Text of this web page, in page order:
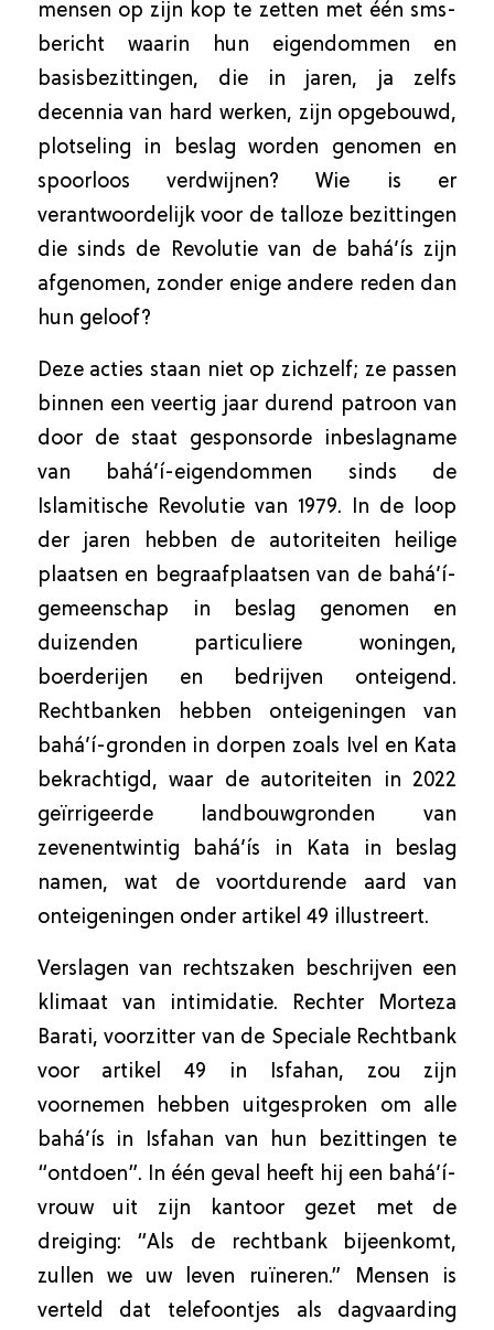
mensen op zijn kop te zetten met één sms-
bericht waarin hun eigendommen en
basisbezittingen, die in jaren, ja zelfs
decennia van hard werken, zijn opgebouwd,
plotseling in beslag worden genomen en
spoorloos verdwijnen? Wie is er
verantwoordelijk voor de talloze bezittingen
die sinds de Revolutie van de bahá’ís zijn
afgenomen, zonder enige andere reden dan
hun geloof?
Deze acties staan niet op zichzelf; ze passen
binnen een veertig jaar durend patroon van
door de staat gesponsorde inbeslagname
van bahá’í-eigendommen sinds de
Islamitische Revolutie van 1979. In de loop
der jaren hebben de autoriteiten heilige
plaatsen en begraafplaatsen van de bahá’í-
gemeenschap in beslag genomen en
duizenden particuliere woningen,
boerderijen en bedrijven onteigend.
Rechtbanken hebben onteigeningen van
bahá’í-gronden in dorpen zoals Ivel en Kata
bekrachtigd, waar de autoriteiten in 2022
geïrrigeerde landbouwgronden van
zevenentwintig bahá’ís in Kata in beslag
namen, wat de voortdurende aard van
onteigeningen onder artikel 49 illustreert.
Verslagen van rechtszaken beschrijven een
klimaat van intimidatie. Rechter Morteza
Barati, voorzitter van de Speciale Rechtbank
voor artikel 49 in Isfahan, zou zijn
voornemen hebben uitgesproken om alle
bahá’ís in Isfahan van hun bezittingen te
“ontdoen”. In één geval heeft hij een bahá’í-
vrouw uit zijn kantoor gezet met de
dreiging: “Als de rechtbank bijeenkomt,
zullen we uw leven ruïneren.” Mensen is
verteld dat telefoontjes als dagvaarding